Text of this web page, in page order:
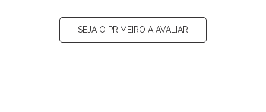
SEJA O PRIMEIRO A AVALIAR